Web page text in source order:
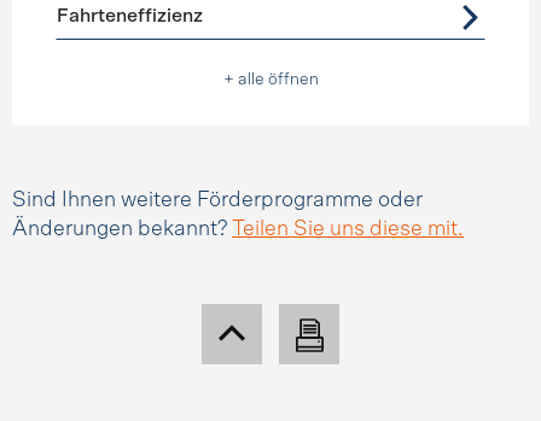
Fahrteneffizienz
+ alle öffnen
Sind Ihnen weitere Förderprogramme oder
Änderungen bekannt?
Teilen Sie uns diese mit.